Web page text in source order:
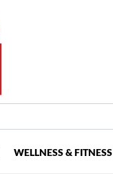
WELLNESS & FITNESS